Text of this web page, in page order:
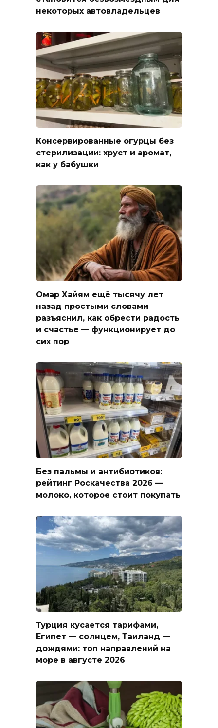
некоторых автовладельцев
Консервированные огурцы без
стерилизации: хруст и аромат,
как у бабушки
Омар Хайям ещё тысячу лет
назад простыми словами
разъяснил, как обрести радость
и счастье — функционирует до
сих пор
Без пальмы и антибиотиков:
рейтинг Роскачества 2026 —
молоко, которое стоит покупать
Турция кусается тарифами,
Египет — солнцем, Таиланд —
дождями: топ направлений на
море в августе 2026